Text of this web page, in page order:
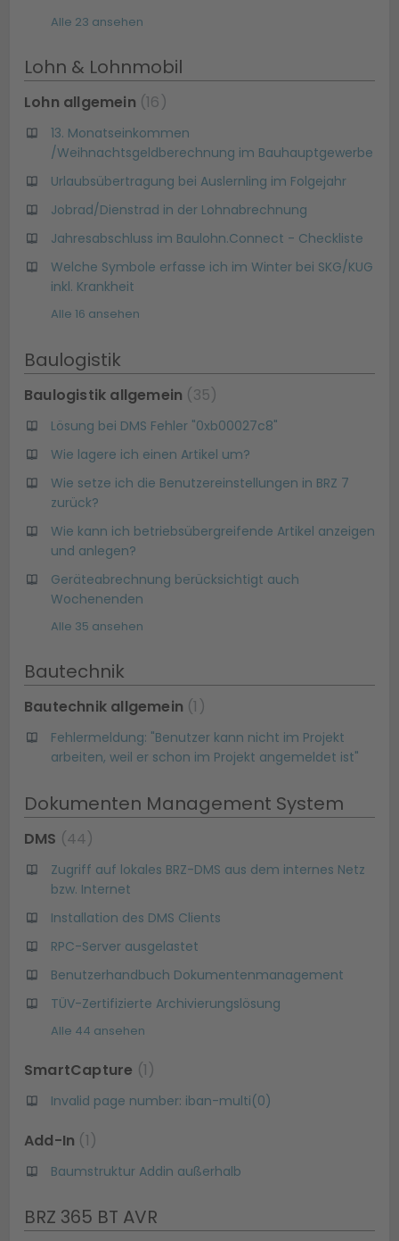
Alle 23 ansehen
Lohn & Lohnmobil
Lohn allgemein 16
13. Monatseinkommen
/Weihnachtsgeldberechnung im Bauhauptgewerbe
Urlaubsübertragung bei Auslernling im Folgejahr
Jobrad/Dienstrad in der Lohnabrechnung
Jahresabschluss im Baulohn.Connect - Checkliste
Welche Symbole erfasse ich im Winter bei SKG/KUG
inkl. Krankheit
Alle 16 ansehen
Baulogistik
Baulogistik allgemein 35
Lösung bei DMS Fehler "0xb00027c8"
Wie lagere ich einen Artikel um?
Wie setze ich die Benutzereinstellungen in BRZ 7
zurück?
Wie kann ich betriebsübergreifende Artikel anzeigen
und anlegen?
Geräteabrechnung berücksichtigt auch
Wochenenden
Alle 35 ansehen
Bautechnik
Bautechnik allgemein 1
Fehlermeldung: "Benutzer kann nicht im Projekt
arbeiten, weil er schon im Projekt angemeldet ist"
Dokumenten Management System
DMS 44
Zugriff auf lokales BRZ-DMS aus dem internes Netz
bzw. Internet
Installation des DMS Clients
RPC-Server ausgelastet
Benutzerhandbuch Dokumentenmanagement
TÜV-Zertifizierte Archivierungslösung
Alle 44 ansehen
SmartCapture 1
Invalid page number: iban-multi(0)
Add-In 1
Baumstruktur Addin außerhalb
BRZ 365 BT AVR